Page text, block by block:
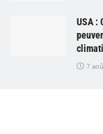
USA :
7